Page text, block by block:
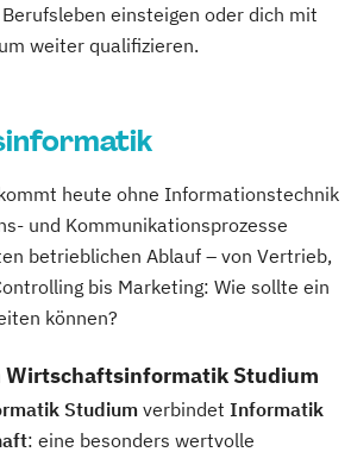
einsteigen oder dich mit
weiter qualifizieren.
heute ohne Informationstechnik
und Kommunikationsprozesse
betrieblichen Ablauf – von Vertrieb,
bis Marketing: Wie sollte ein
können?
Wirtschaftsinformatik Studium
Studiumverbindet Informatik
: eine besonders wertvolle